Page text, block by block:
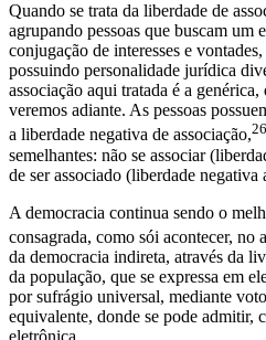
Quando se trata da liberdade de
agrupando pessoas que buscam um
conjugação de interesses e
possuindo personalidade jurídica
associação aqui tratada é a
veremos adiante. As pessoas
a liberdade negativa de associação,26
semelhantes: não se associar
de ser associado (liberdade negativa
A democracia continua sendo o
consagrada, como sói acontecer,
da democracia indireta, através da
da população, que se expressa em
por sufrágio universal, mediante
equivalente, donde se pode admitir,
eletrônica.